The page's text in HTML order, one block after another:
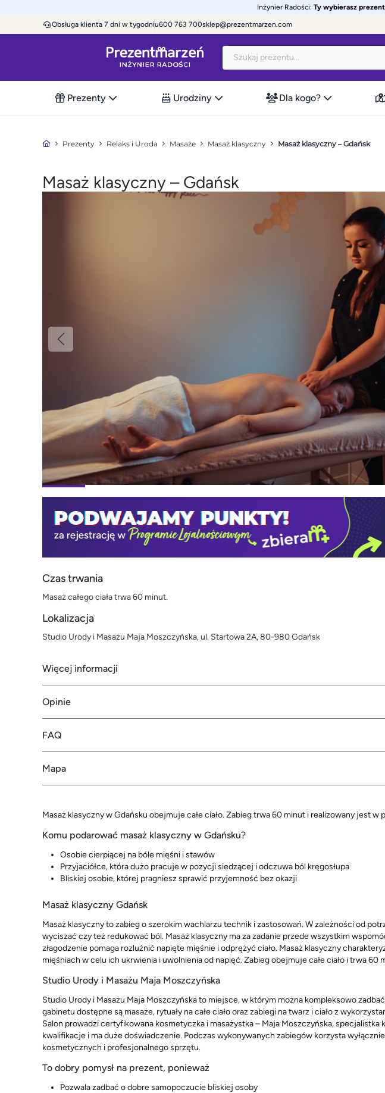
Inżynier Radości: Ty wybierasz prezent
Obsługa klienta 7 dni w tygodniu600 763 700sklep@prezentmarzen.com
Prezenty Urodziny Dla kogo?
Prezenty Relaks i Uroda Masaże Masaż klasyczny Masaż klasyczny – Gdańsk
Masaż klasyczny – Gdańsk
Czas trwania
Masaż całego ciała trwa 60 minut.
Lokalizacja
Studio Urody i Masażu Maja Moszczyńska, ul. Startowa 2A, 80-980 Gdańsk
Więcej informacji
Opinie
FAQ
Mapa
Masaż klasyczny w Gdańsku obejmuje całe ciało. Zabieg trwa 60 minut i realizowany jest w
Komu podarować masaż klasyczny w Gdańsku?
Osobie cierpiącej na bóle mięśni i stawów
Przyjaciółce, która dużo pracuje w pozycji siedzącej i odczuwa ból kręgosłupa
Bliskiej osobie, której pragniesz sprawić przyjemność bez okazji
Masaż klasyczny Gdańsk
Masaż klasyczny to zabieg o szerokim wachlarzu technik i zastosowań. W zależności od
wyciszać czy też redukować ból. Masaż klasyczny ma za zadanie przede wszystkim
złagodzenie pomaga rozluźnić napięte mięśnie i odprężyć ciało. Masaż klasyczny
mięśniach w celu ich ukrwienia i uwolnienia od napięć. Zabieg obejmuje całe ciało i trwa 60
Studio Urody i Masażu Maja Moszczyńska
Studio Urody i Masażu Maja Moszczyńska to miejsce, w którym można kompleksowo
gabinetu dostępne są masaże, rytuały na całe ciało oraz zabiegi na twarz i ciało z
Salon prowadzi certyfikowana kosmetyczka i masażystka – Maja Moszczyńska, specjalistka
kwalifikacje i ma duże doświadczenie. Podczas wykonywanych zabiegów korzysta
kosmetycznych i profesjonalnego sprzętu.
To dobry pomysł na prezent, ponieważ
Pozwala zadbać o dobre samopoczucie bliskiej osoby